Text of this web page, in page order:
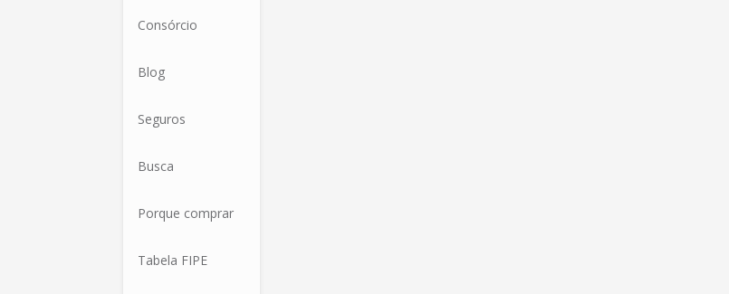
Consórcio
Blog
Seguros
Busca
Porque comprar
Tabela FIPE